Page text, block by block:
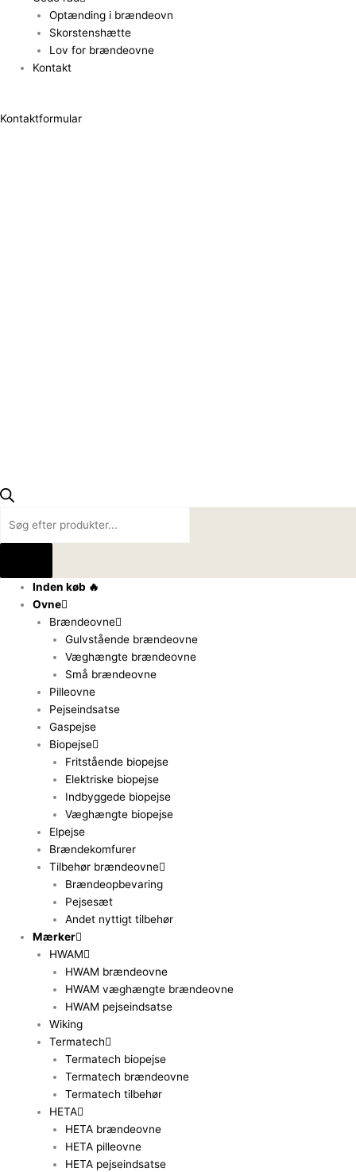
Optænding i brændeovn
Skorstenshætte
Lov for brændeovne
Kontakt
Kontaktformular
Inden køb 🔥
Ovne
Brændeovne
Gulvstående brændeovne
Væghængte brændeovne
Små brændeovne
Pilleovne
Pejseindsatse
Gaspejse
Biopejse
Fritstående biopejse
Elektriske biopejse
Indbyggede biopejse
Væghængte biopejse
Elpejse
Brændekomfurer
Tilbehør brændeovne
Brændeopbevaring
Pejsesæt
Andet nyttigt tilbehør
Mærker
HWAM
HWAM brændeovne
HWAM væghængte brændeovne
HWAM pejseindsatse
Wiking
Termatech
Termatech biopejse
Termatech brændeovne
Termatech tilbehør
HETA
HETA brændeovne
HETA pilleovne
HETA pejseindsatse